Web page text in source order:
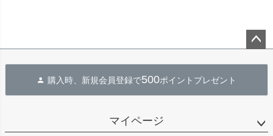
へ
購入時、新規会員登録で500ポイントプレゼント
マイページ